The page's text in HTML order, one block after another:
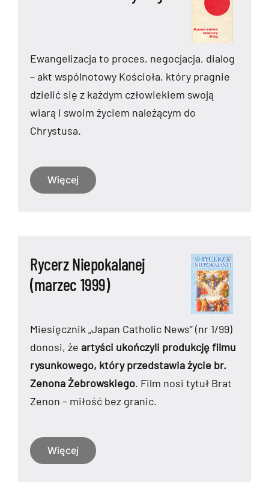
Ewangelizacja to proces, negocjacja, dialog
– akt wspólnotowy Kościoła, który pragnie
dzielić się z każdym człowiekiem swoją
wiarą i swoim życiem należącym do
Chrystusa.
Więcej
Rycerz Niepokalanej
(marzec 1999)
Miesięcznik „Japan Catholic News” (nr 1/99)
donosi, że artyści ukończyli produkcję filmu
rysunkowego, który przedstawia życie br.
Zenona Żebrowskiego. Film nosi tytuł Brat
Zenon – miłość bez granic.
Więcej